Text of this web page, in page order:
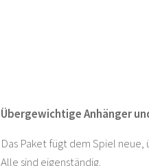
Übergewichtige Anhänger
Das Paket fügt dem Spiel
Alle sind eigenständig.